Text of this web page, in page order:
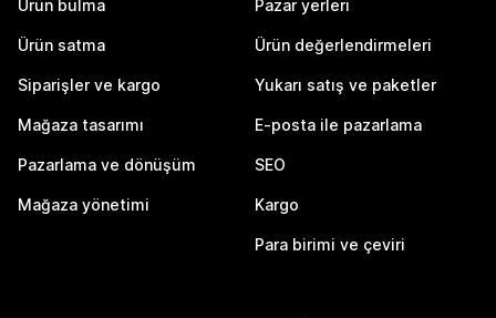
Ürün bulma
Ürün satma
Siparişler ve kargo
Mağaza tasarımı
Pazarlama ve dönüşüm
Mağaza yönetimi
Pazar yerleri
Ürün değerlendirmeleri
Yukarı satış ve paketler
E-posta ile pazarlama
SEO
Kargo
Para birimi ve çeviri